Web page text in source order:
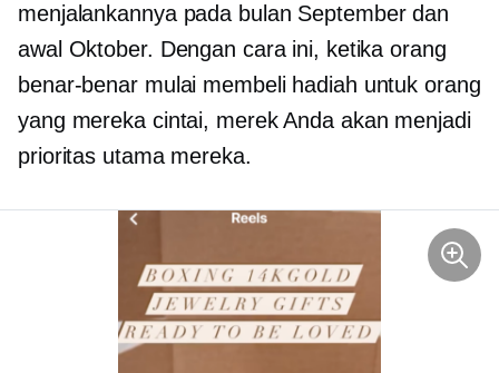
menjalankannya pada bulan September dan
awal Oktober. Dengan cara ini, ketika orang
benar-benar mulai membeli hadiah untuk orang
yang mereka cintai, merek Anda akan menjadi
prioritas utama mereka.